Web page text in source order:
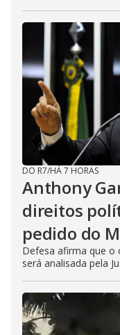
DO R7/HÁ 7 HORAS
Anthony
direitos
pedido do
Defesa afirma que o
será analisada pela